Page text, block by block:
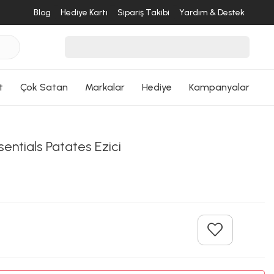
Blog Hediye Kartı Sipariş Takibi Yardım & Destek
Çok Satan Markalar Hediye Kampanyalar
Patates Ezici